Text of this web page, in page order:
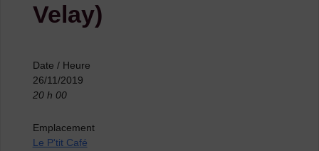
Velay)
Date / Heure
26/11/2019
20 h 00
Emplacement
Le P'tit Café